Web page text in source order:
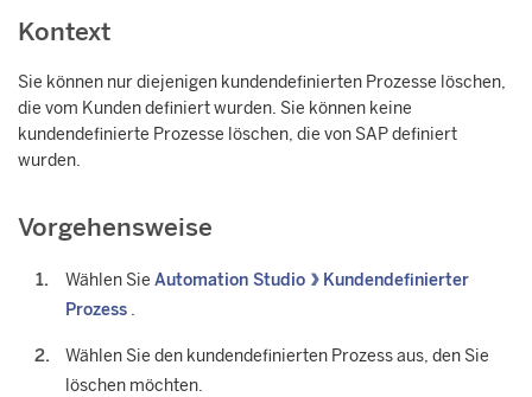
Kontext
Sie können nur diejenigen kundendefinierten Prozesse löschen,
die vom Kunden definiert wurden. Sie können keine
kundendefinierte Prozesse löschen, die von SAP definiert
wurden.
Vorgehensweise
Wählen Sie Automation Studio
Kundendefinierter
Prozess .
Wählen Sie den kundendefinierten Prozess aus, den Sie
löschen möchten.